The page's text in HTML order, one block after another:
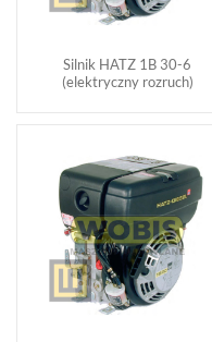
Silnik HATZ 1B 30-6
(elektryczny rozruch)